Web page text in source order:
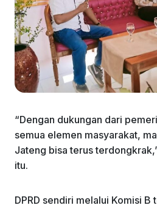
“Dengan dukungan dari
semua elemen masyarakat,
Jateng bisa terus
itu.
DPRD sendiri melalui Komisi